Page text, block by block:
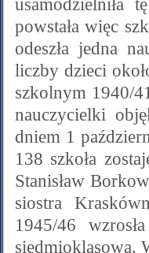
powstała więc
odeszła jedna
liczby dzieci
szkolnym 1940/
nauczycielki
dniem 1
138 szkoła
Stanisław
siostra
1945/46
siedmioklasowa.